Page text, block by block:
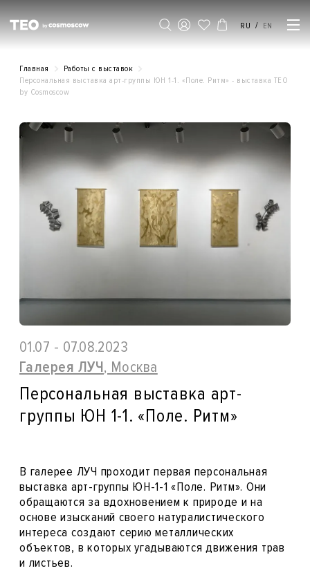
RU / EN
Главная
Работы с выставок
Персональная выставка арт-группы ЮН 1-1. «Поле. Ритм» - выставка ТЕO
by Cosmoscow
01.07 - 07.08.2023
Галерея ЛУЧ, Москва
Персональная выставка арт-
группы ЮН 1-1. «Поле. Ритм»
В галерее ЛУЧ проходит первая персональная
выставка арт-группы ЮН-1-1 «Поле. Ритм». Они
обращаются за вдохновением к природе и на
основе изысканий своего натуралистического
интереса создают серию металлических
объектов, в которых угадываются движения трав
и листьев.